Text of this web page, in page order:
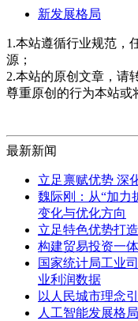
新发展格局
1.本站遵循行业规范，
源；
2.本站的原创文章，请
尊重原创的行为本站或
最新新闻
立足禀赋优势 深
魏际刚：从“加力
变化与优化方向
立足特色优势打
构建贸易投资一
国家统计局工业
业利润数据
以人民城市理念
人工智能发展格